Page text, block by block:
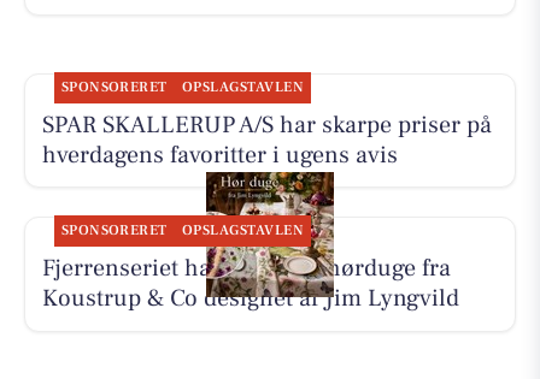
SPONSORERET OPSLAGSTAVLEN
SPAR SKALLERUP A/S har skarpe priser på
hverdagens favoritter i ugens avis
SPONSORERET OPSLAGSTAVLEN
Fjerrenseriet har tilbud på hørduge fra
Koustrup & Co designet af Jim Lyngvild